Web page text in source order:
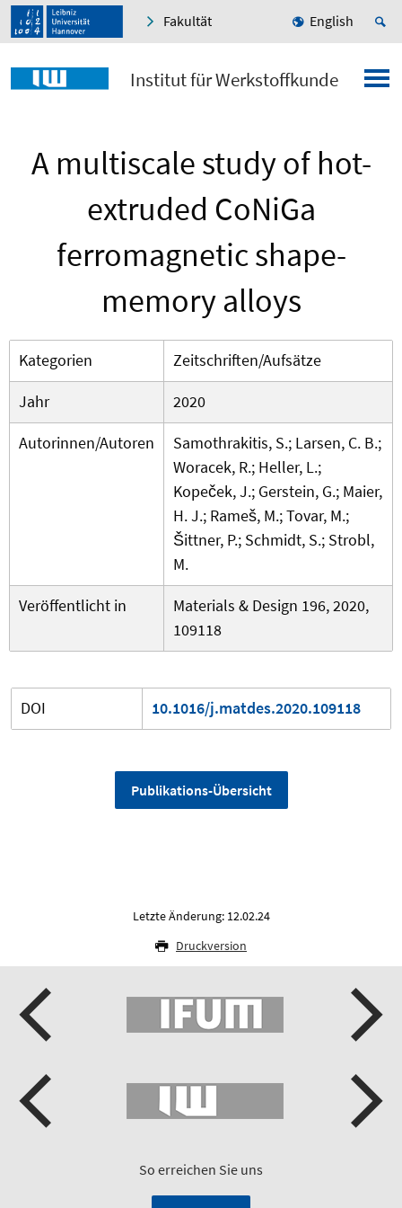
Fakultät English
Institut für Werkstoffkunde
A multiscale study of hot-
extruded CoNiGa
ferromagnetic shape-
memory alloys
Kategorien
Zeitschriften/Aufsätze
Jahr
2020
Autorinnen/Autoren
Samothrakitis, S.; Larsen, C. B.;
Woracek, R.; Heller, L.;
Kopeček, J.; Gerstein, G.; Maier,
H. J.; Rameš, M.; Tovar, M.;
Šittner, P.; Schmidt, S.; Strobl,
M.
Veröffentlicht in
Materials & Design 196, 2020,
109118
DOI 10.1016/j.matdes.2020.109118
Publikations-Übersicht
Letzte Änderung: 12.02.24
Druckversion
So erreichen Sie uns